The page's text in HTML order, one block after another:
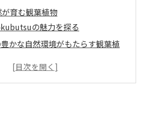
育む観葉植物
の魅力を探る
かな自然環境がもたらす観葉植
候が観葉植物に与える恩恵